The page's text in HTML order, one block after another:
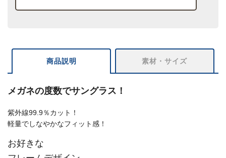
商品説明 素材・サイズ
メガネの度数でサングラス！
紫外線99.9％カット！
軽量でしなやかなフィット感！
お好きな